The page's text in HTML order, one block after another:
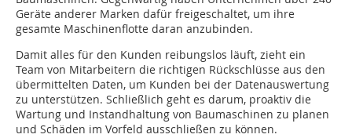
Geräte anderer Marken dafür freigeschaltet, um ihre
gesamte Maschinenflotte daran anzubinden.
Damit alles für den Kunden reibungslos läuft, zieht ein
Team von Mitarbeitern die richtigen Rückschlüsse aus den
übermittelten Daten, um Kunden bei der Datenauswertung
zu unterstützen. Schließlich geht es darum, proaktiv die
Wartung und Instandhaltung von Baumaschinen zu planen
und Schäden im Vorfeld ausschließen zu können.